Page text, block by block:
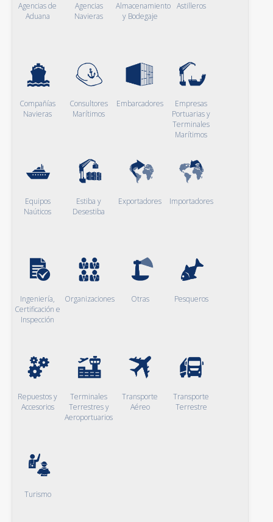
Agencias de
Aduana
Agencias
Navieras
Almacenamiento
y Bodegaje
Astilleros
Compañías
Navieras
Consultores
Marítimos
Embarcadores
Empresas
Portuarias y
Terminales
Marítimos
Equipos
Naúticos
Estiba y
Desestiba
Exportadores Importadores
Ingeniería,
Certificación e
Inspección
Organizaciones Otras Pesqueros
Repuestos y
Accesorios
Terminales
Terrestres y
Aeroportuarios
Transporte
Aéreo
Transporte
Terrestre
Turismo